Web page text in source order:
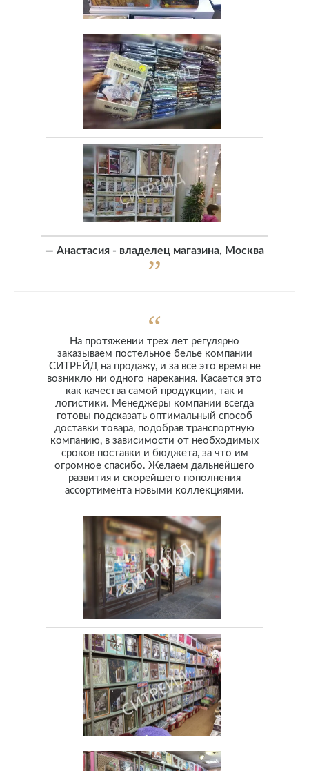
— Анастасия - владелец магазина, Москва
На протяжении трех лет регулярно
заказываем постельное белье компании
СИТРЕЙД на продажу, и за все это время не
возникло ни одного нарекания. Касается это
как качества самой продукции, так и
логистики. Менеджеры компании всегда
готовы подсказать оптимальный способ
доставки товара, подобрав транспортную
компанию, в зависимости от необходимых
сроков поставки и бюджета, за что им
огромное спасибо. Желаем дальнейшего
развития и скорейшего пополнения
ассортимента новыми коллекциями.